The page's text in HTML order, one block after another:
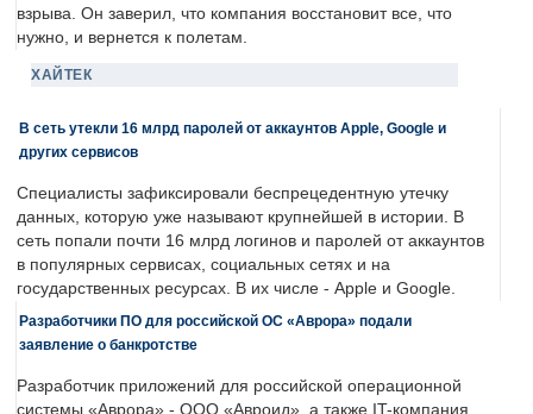
взрыва. Он заверил, что компания восстановит все, что
нужно, и вернется к полетам.
ХАЙТЕК
В сеть утекли 16 млрд паролей от аккаунтов Apple, Google и
других сервисов
Специалисты зафиксировали беспрецедентную утечку
данных, которую уже называют крупнейшей в истории. В
сеть попали почти 16 млрд логинов и паролей от аккаунтов
в популярных сервисах, социальных сетях и на
государственных ресурсах. В их числе - Apple и Google.
Разработчики ПО для российской ОС «Аврора» подали
заявление о банкротстве
Разработчик приложений для российской операционной
системы «Аврора» - ООО «Авроид», а также IT-компания